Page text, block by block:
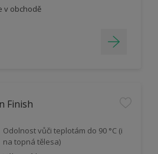
v obchodě
Finish
Odolnost vůči teplotám do 90 °C (i
na topná tělesa)